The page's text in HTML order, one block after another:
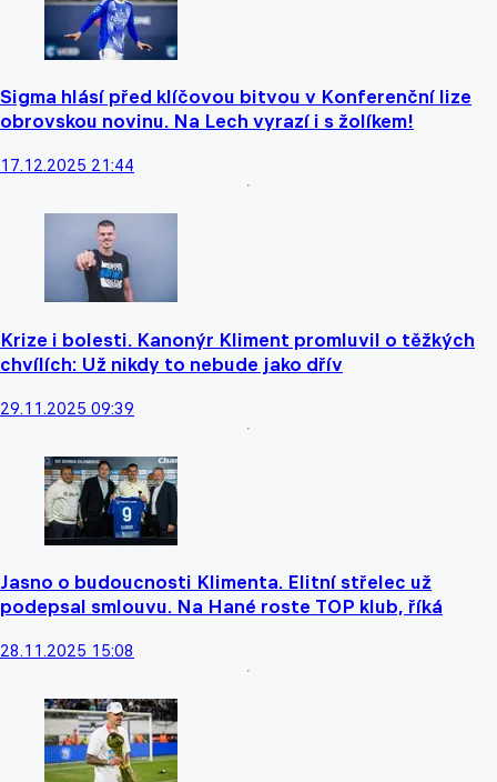
Sigma hlásí před klíčovou bitvou v Konferenční lize
obrovskou novinu. Na Lech vyrazí i s žolíkem!
17.12.2025 21:44
Krize i bolesti. Kanonýr Kliment promluvil o těžkých
chvílích: Už nikdy to nebude jako dřív
29.11.2025 09:39
Jasno o budoucnosti Klimenta. Elitní střelec už
podepsal smlouvu. Na Hané roste TOP klub, říká
28.11.2025 15:08